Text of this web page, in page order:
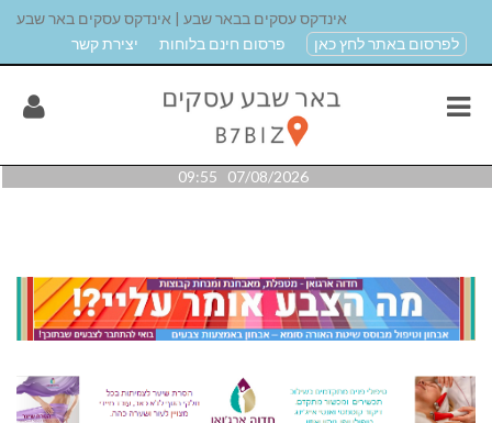
אינדקס עסקים בבאר שבע | אינדקס עסקים באר שבע
לפרסום באתר לחץ כאן
פרסום חינם בלוחות יצירת קשר
07/08/2026 09:55